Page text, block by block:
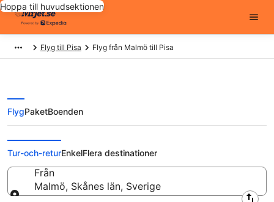
Hoppa till huvudsektionen
Flyg till Pisa Flyg från Malmö till Pisa
Flyg från Malmö till Pisa från
FlygPaketBoenden
Tur-och-returEnkelFlera destinationer
Från
Malmö, Skånes län, Sverige